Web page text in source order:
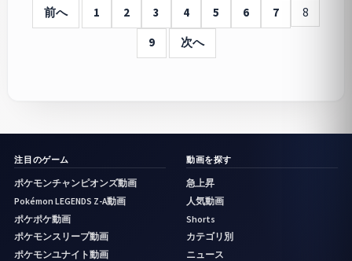
前へ 1 2 3 4 5 6 7
8
9
次へ
注目のゲーム
ポケモンチャンピオンズ動画
Pokémon LEGENDS Z-A動画
ポケポケ動画
ポケモンスリープ動画
ポケモンユナイト動画
動画を探す
急上昇
人気動画
Shorts
カテゴリ別
ニュース